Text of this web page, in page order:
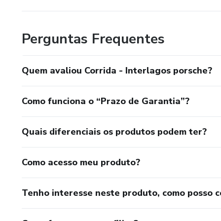
Perguntas Frequentes
Quem avaliou Corrida - Interlagos porsche?
Como funciona o “Prazo de Garantia”?
Quais diferenciais os produtos podem ter?
Como acesso meu produto?
Tenho interesse neste produto, como posso